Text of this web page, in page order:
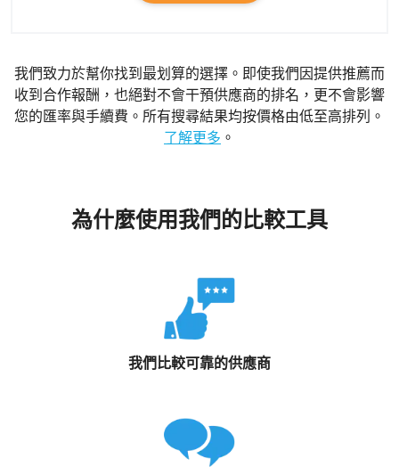
我們致力於幫你找到最划算的選擇。即使我們因提供推薦而
收到合作報酬，也絕對不會干預供應商的排名，更不會影響
您的匯率與手續費。所有搜尋結果均按價格由低至高排列。
了解更多 。
為什麼使用我們的比較工具
我們比較可靠的供應商